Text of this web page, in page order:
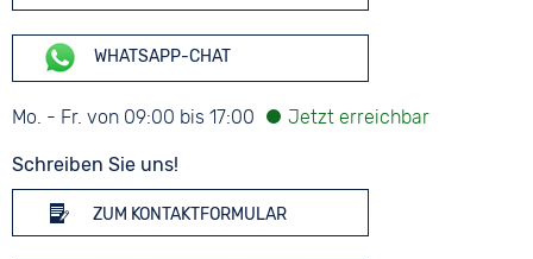
WHATSAPP-CHAT
Mo. - Fr. von 09:00 bis 17:00
Schreiben Sie uns!
ZUM KONTAKTFORMULAR